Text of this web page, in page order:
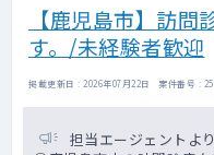
【鹿児島市】訪
す。/未経験者歓迎
掲載更新日 : 2026年07月22日 案件番号 :
担当エージェントより